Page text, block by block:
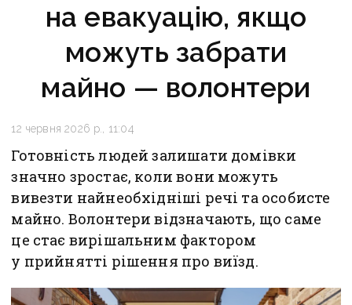
на евакуацію, якщо
можуть забрати
майно — волонтери
12 червня 2026 р., 11:04
Готовність людей залишати домівки
значно зростає, коли вони можуть
вивезти найнеобхідніші речі та особисте
майно. Волонтери відзначають, що саме
це стає вирішальним фактором
у прийнятті рішення про виїзд.